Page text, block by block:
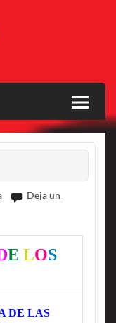
Deja un
E LOS
DE LAS